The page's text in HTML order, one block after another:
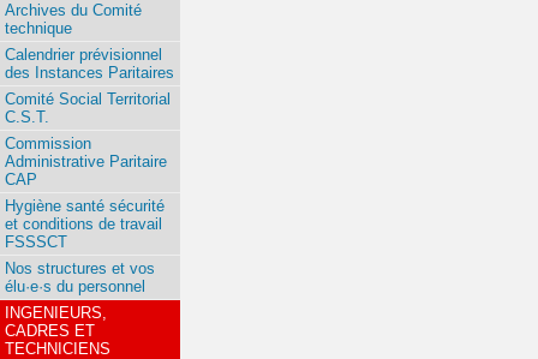
Archives du Comité
technique
Calendrier prévisionnel
des Instances Paritaires
Comité Social Territorial
C.S.T.
Commission
Administrative Paritaire
CAP
Hygiène santé sécurité
et conditions de travail
FSSSCT
Nos structures et vos
élu·e·s du personnel
INGENIEURS,
CADRES ET
TECHNICIENS